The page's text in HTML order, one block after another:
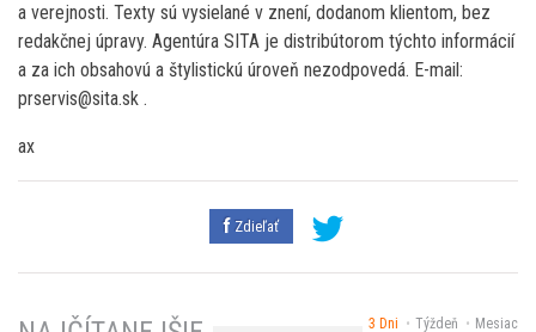
a verejnosti. Texty sú vysielané v znení, dodanom klientom, bez
redakčnej úpravy. Agentúra SITA je distribútorom týchto informácií
a za ich obsahovú a štylistickú úroveň nezodpovedá. E-mail:
prservis@sita.sk .
ax
Zdieľať
3 Dni Týždeň Mesiac